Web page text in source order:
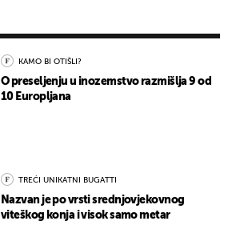
KAMO BI OTIŠLI?
O preseljenju u inozemstvo razmišlja 9 od
10 Europljana
TREĆI UNIKATNI BUGATTI
Nazvan je po vrsti srednjovjekovnog
viteškog konja i visok samo metar